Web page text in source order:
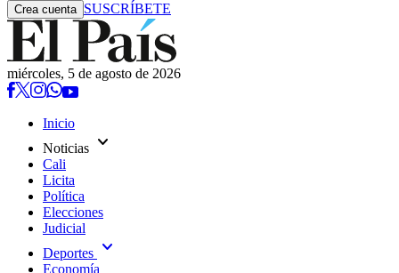
Crea cuenta SUSCRÍBETE
miércoles, 5 de agosto de 2026
Inicio
Noticias expand_more
Cali
Licita
Política
Elecciones
Judicial
Deportes expand_more
Economía